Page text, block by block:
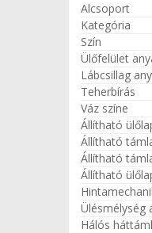
Alcsoport
Kategória
Szín
Ülőfelület
Lábcsillag
Teherbírás
Váz színe
Állítható
Állítható
Állítható
Állítható
Ülésmélység
Hálós